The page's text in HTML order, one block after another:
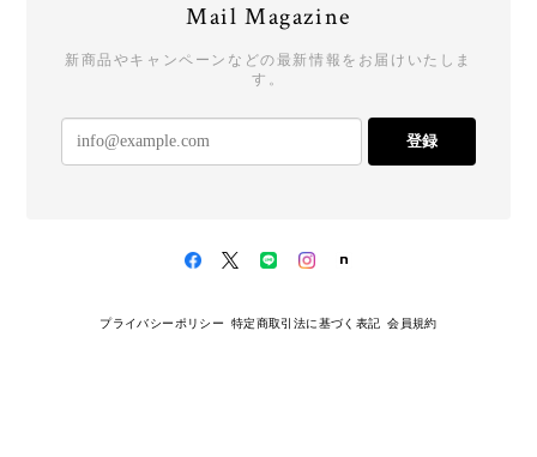
Mail Magazine
新商品やキャンペーンなどの最新情報をお届けいたしま
す。
登録
プライバシーポリシー 特定商取引法に基づく表記 会員規約